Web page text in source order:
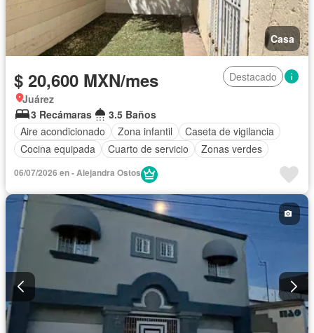
Casa
$ 20,600 MXN/mes
Destacado
Juárez
3 Recámaras
3.5 Baños
Aire acondicionado
Zona infantil
Caseta de vigilancia
Cocina equipada
Cuarto de servicio Zonas verdes
06/07/2026 en - Alejandra Ostos